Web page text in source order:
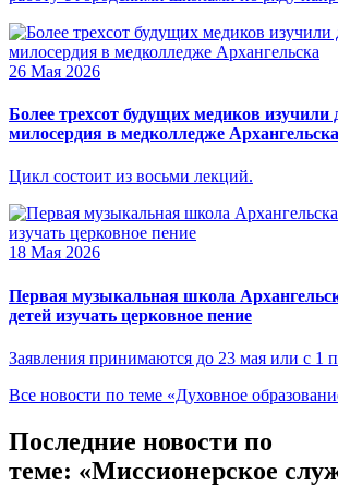
26 Мая 2026
Более трехсот будущих медиков
милосердия в медколледже Архангельска
Цикл состоит из восьми лекций.
18 Мая 2026
Первая музыкальная школа
детей изучать церковное пение
Заявления принимаются до 23 мая или с 1
Все новости по теме «Духовное
Последние новости по
теме: «Миссионерское